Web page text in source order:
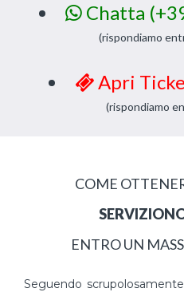
Chatta
(rispondiamo
Apri
(rispondiamo
COME
ENTRO UN
Seguendo